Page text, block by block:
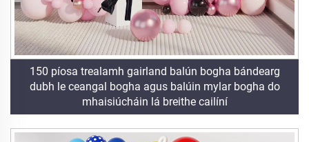
150 píosa trealamh gairland balún bogha bándearg
dubh le ceangal bogha agus balúin mylar bogha do
mhaisiúcháin lá breithe cailíní